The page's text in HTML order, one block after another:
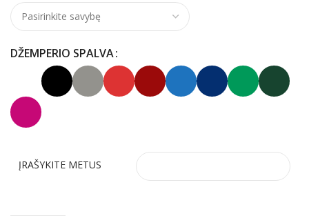
DŽEMPERIO SPALVA
ĮRAŠYKITE METUS